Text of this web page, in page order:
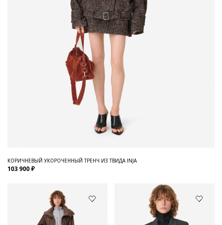
КОРИЧНЕВЫЙ УКОРОЧЕННЫЙ ТРЕНЧ ИЗ ТВИДА INJA
103 900 ₽